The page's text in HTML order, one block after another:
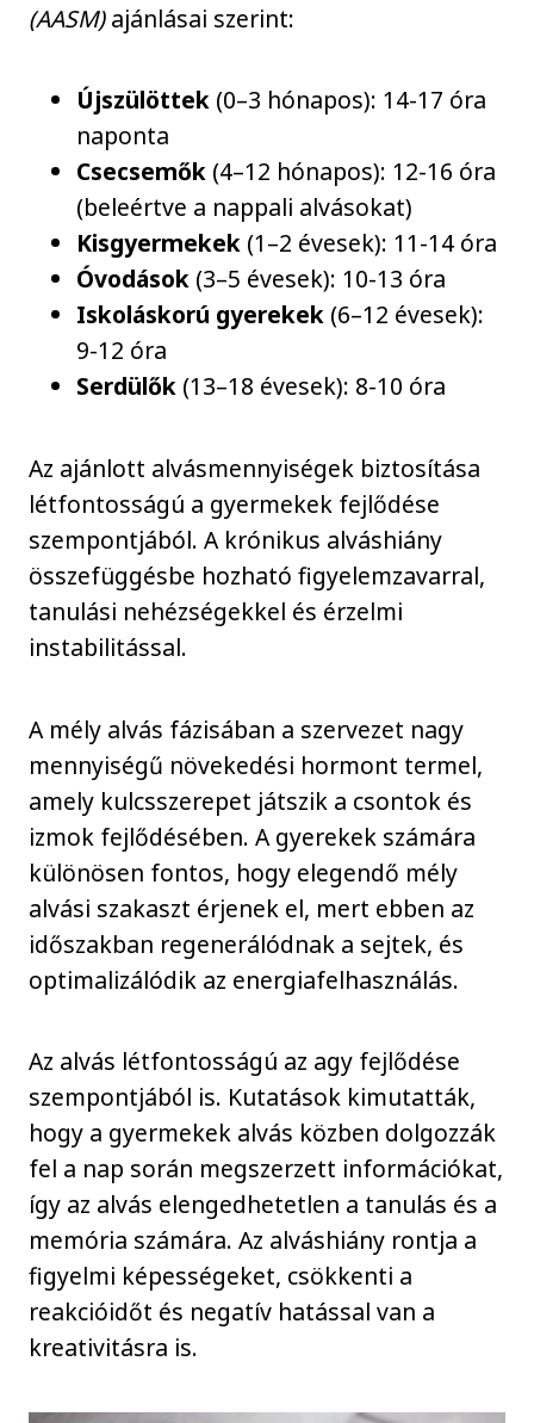
(AASM)ajánlásai szerint:
Újszülöttek (0–3 hónapos): 14-17 óra
naponta
Csecsemők (4–12 hónapos): 12-16 óra
(beleértve a nappali alvásokat)
Kisgyermekek (1–2 évesek): 11-14 óra
Óvodások (3–5 évesek): 10-13 óra
Iskoláskorú gyerekek (6–12 évesek):
9-12 óra
Serdülők (13–18 évesek): 8-10 óra
Az ajánlott alvásmennyiségek biztosítása
létfontosságú a gyermekek fejlődése
szempontjából. A krónikus alváshiány
összefüggésbe hozható figyelemzavarral,
tanulási nehézségekkel és érzelmi
instabilitással.
A mély alvás fázisában a szervezet nagy
mennyiségű növekedési hormont termel,
amely kulcsszerepet játszik a csontok és
izmok fejlődésében. A gyerekek számára
különösen fontos, hogy elegendő mély
alvási szakaszt érjenek el, mert ebben az
időszakban regenerálódnak a sejtek, és
optimalizálódik az energiafelhasználás.
Az alvás létfontosságú az agy fejlődése
szempontjából is. Kutatások kimutatták,
hogy a gyermekek alvás közben dolgozzák
fel a nap során megszerzett információkat,
így az alvás elengedhetetlen a tanulás és a
memória számára. Az alváshiány rontja a
figyelmi képességeket, csökkenti a
reakcióidőt és negatív hatással van a
kreativitásra is.